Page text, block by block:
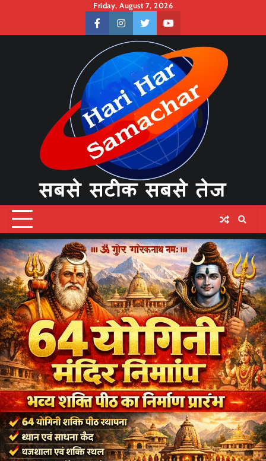
content
Friday, August 7, 2026
facebookinstagramtwitteryoutube